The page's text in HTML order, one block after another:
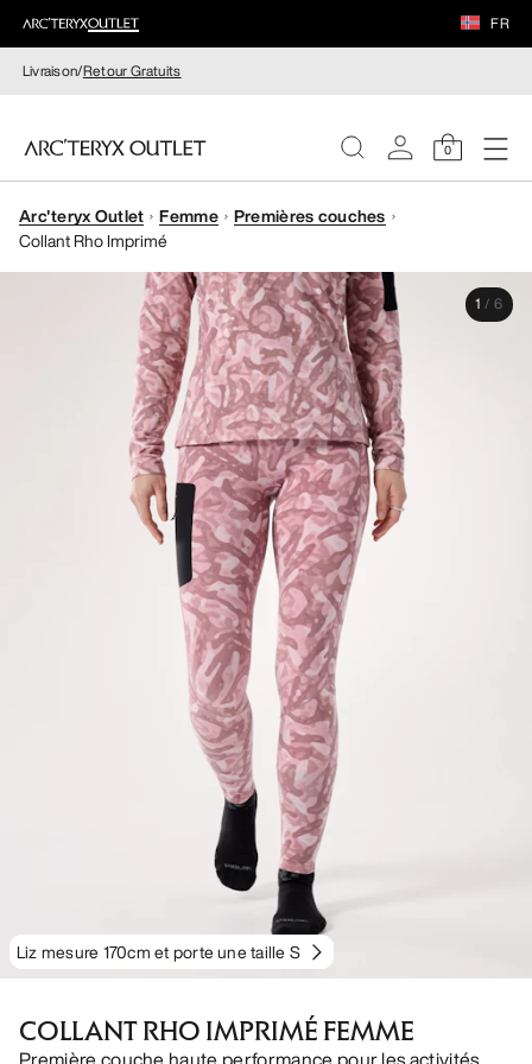
FR
Livraison/Retour Gratuits
0
FEMME
Arc'teryx Outlet Femme
Premières couches
Collant Rho Imprimé
Liz mesure 170cm et porte une taille S
1 / 6
COLLANT RHO IMPRIMÉ FEMME